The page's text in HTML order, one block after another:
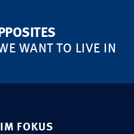
WANT TO LIVE IN
IM FOKUS